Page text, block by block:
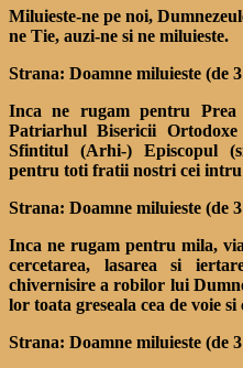
Miluieste-ne pe noi,
ne Tie, auzi-ne si ne miluieste.
Strana: Doamne miluieste (de
Inca ne rugam pentru
Patriarhul Bisericii
Sfintitul (Arhi-) Episcopul
pentru toti fratii nostri cei
Strana: Doamne miluieste (de
Inca ne rugam pentru mila,
cercetarea, lasarea si
chivernisire a robilor lui
lor toata greseala cea de voie si
Strana: Doamne miluieste (de